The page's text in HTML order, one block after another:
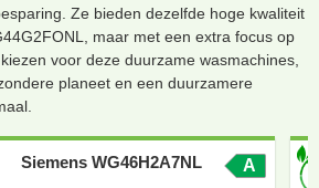
Ze bieden dezelfde hoge kwaliteit
maar met een extra focus op
voor deze duurzame wasmachines,
planeet en een duurzamere
Siemens WG46H2A7NL A